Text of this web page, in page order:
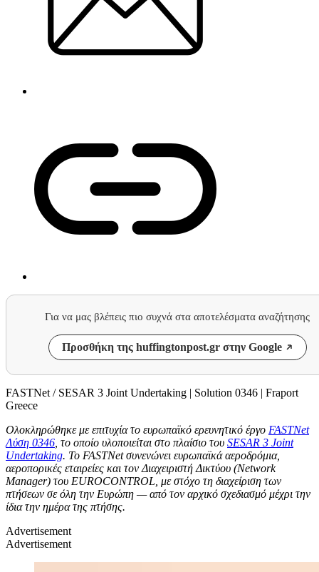
Για να μας βλέπεις πιο συχνά στα αποτελέσματα αναζήτησης
Προσθήκη της huffingtonpost.gr στην Google
FASTNet / SESAR 3 Joint Undertaking | Solution 0346 | Fraport
Greece
Ολοκληρώθηκε με επιτυχία το ευρωπαϊκό ερευνητικό έργο FASTNet
Λύση 0346 , το οποίο υλοποιείται στο πλαίσιο του SESAR 3 Joint
Undertaking. Το FASTNet συνενώνει ευρωπαϊκά αεροδρόμια,
αεροπορικές εταιρείες και τον Διαχειριστή Δικτύου (Network
Manager) του EUROCONTROL, με στόχο τη διαχείριση των
πτήσεων σε όλη την Ευρώπη — από τον αρχικό σχεδιασμό μέχρι την
ίδια την ημέρα της πτήσης.
Advertisement
Advertisement